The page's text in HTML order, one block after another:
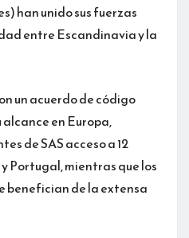
han unido sus fuerzas
entre Escandinavia y la
un acuerdo de código
en Europa,
de SAS acceso a 12
Portugal, mientras que los
benefician de la extensa